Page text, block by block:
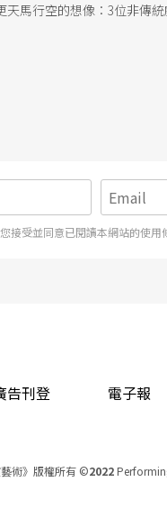
馬行空的想像：3位非傳
接受並同意已閱讀本網站的使用
告刊登 電子報
術》版權所有©2022